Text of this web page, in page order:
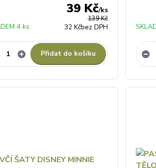
139 Kč
39 Kč/ks
32 Kčbez DPH
4 ks
Přidat do košíku